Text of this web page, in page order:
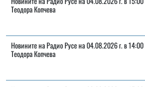
Теодора Копчева
Новините на Радио Русе на 04.08.2026 г. в 14:00
Теодора Копчева